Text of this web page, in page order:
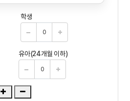
학생
유아(24개월 이하)